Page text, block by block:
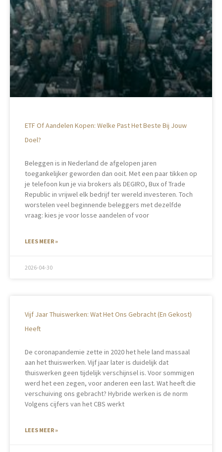
ETF Of Aandelen Kopen: Welke Past Het Beste Bij Jouw
Doel?
Beleggen is in Nederland de afgelopen jaren
toegankelijker geworden dan ooit. Met een paar tikken op
je telefoon kun je via brokers als DEGIRO, Bux of Trade
Republic in vrijwel elk bedrijf ter wereld investeren. Toch
worstelen veel beginnende beleggers met dezelfde
vraag: kies je voor losse aandelen of voor
LEES MEER »
2026-04-30
Vijf Jaar Thuiswerken: Wat Het Ons Gebracht (en Gekost)
Heeft
De coronapandemie zette in 2020 het hele land massaal
aan het thuiswerken. Vijf jaar later is duidelijk dat
thuiswerken geen tijdelijk verschijnsel is. Voor sommigen
werd het een zegen, voor anderen een last. Wat heeft die
verschuiving ons gebracht? Hybride werken is de norm
Volgens cijfers van het CBS werkt
LEES MEER »